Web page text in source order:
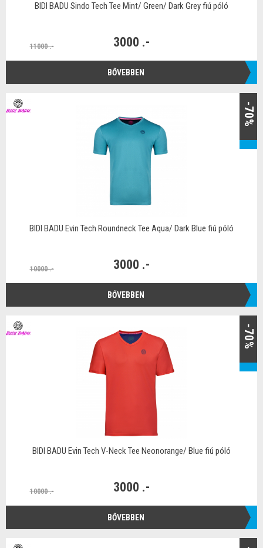
BIDI BADU Sindo Tech Tee Mint/ Green/ Dark Grey fiú póló
11000 .- 3000 .-
BŐVEBBEN
-70%
BIDI BADU Evin Tech Roundneck Tee Aqua/ Dark Blue fiú póló
10000 .- 3000 .-
BŐVEBBEN
-70%
BIDI BADU Evin Tech V-Neck Tee Neonorange/ Blue fiú póló
10000 .- 3000 .-
BŐVEBBEN